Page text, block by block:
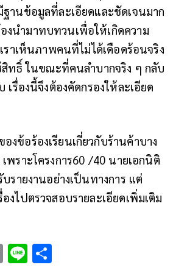
านข้อมูลที่ละเอียดและชัดเจนมาก
งนำมาทบทวนเพื่อให้เกิดความ
ราเห็นภาพคนที่ไม่ได้เดือดร้อนจริง
สิทธิ์ ในขณะที่คนลำบากจริง ๆ กลับ
เรื่องนี้จึงต้องคัดกรองให้ละเอียด
งข้อร้องเรียนเกี่ยวกับร้านค้าบาง
พราะโครงการ60 /40 นายเอกนิติ
บรายงานอย่างเป็นทางการ แต่
งไปตรวจสอบรายละเอียดเพิ่มเติม
C Li